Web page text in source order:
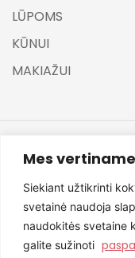
Mes
Siekiant užtikrinti
svetainė naudoja
naudokitės svetaine
galite sužinoti
LŪPOMS
KŪNUI
MAKIAŽUI
©ELARA
Svetainę sukūrė